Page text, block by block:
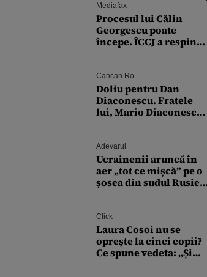
lui Fritz este că două
instanțe l-au declarat
incompatibil”
Mediafax
Procesul lui Călin
Georgescu poate
începe. ÎCCJ a respins
Cancan.ro
Doliu pentru Dan
Diaconescu. Fratele
lui, Mario Diaconescu,
Adevarul
Ucrainenii aruncă în
aer „tot ce mișcă” pe o
șosea din sudul Rusiei.
Crimeea este controlat
complet
Click
Laura Cosoi nu se
oprește la cinci copii?
Ce spune vedeta: „Și